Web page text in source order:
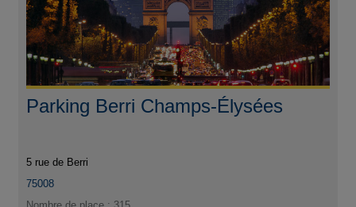
Parking Berri Champs-Élysées
5 rue de Berri
75008